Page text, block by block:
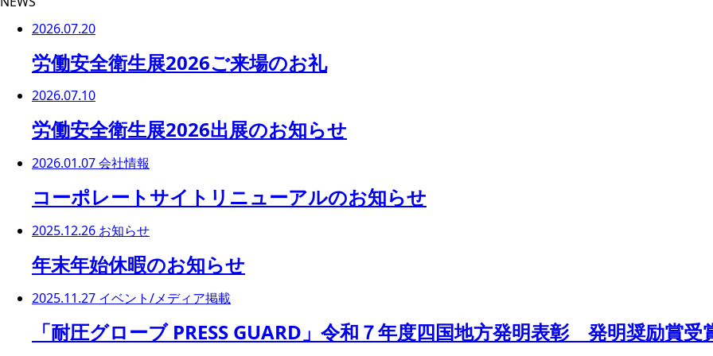
2026.07.20
労働安全衛生展2026ご来場のお礼
2026.07.10
労働安全衛生展2026出展のお知らせ
2026.01.07会社情報
コーポレートサイトリニューアルのお知らせ
2025.12.26 お知らせ
年末年始休暇のお知らせ
2025.11.27 イベント/メディア掲載
「耐圧グローブ PRESS GUARD」令和７年度四国地方発明表彰 発明奨励賞受